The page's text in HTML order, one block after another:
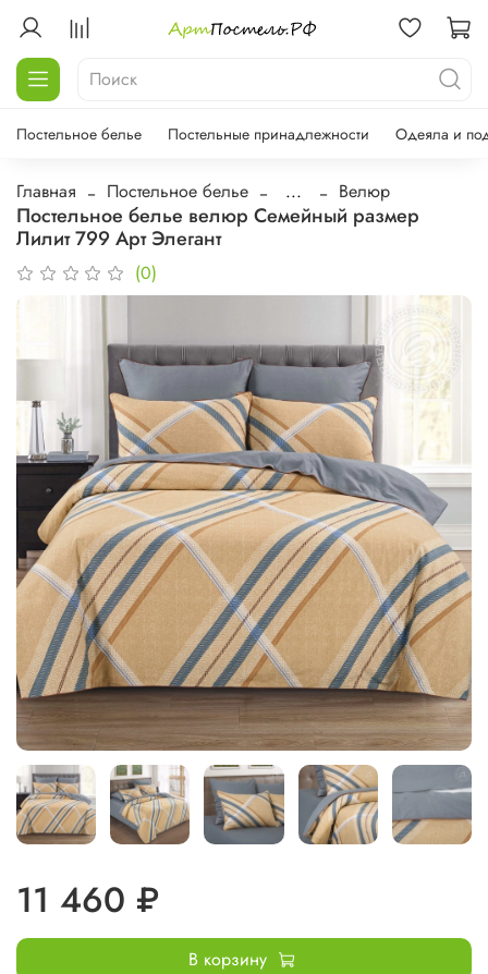
Постельное белье Постельные принадлежности Одеяла и
Главная Постельное белье ... Велюр
Постельное белье велюр Семейный размер
Лилит 799 Арт Элегант
(0)
11 460 ₽
В корзину